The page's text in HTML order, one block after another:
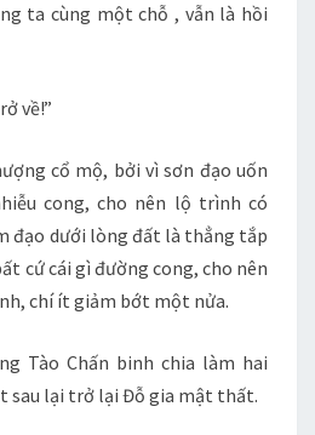
ta cùng một chỗ , vẫn là hồi
về!”
cổ mộ, bởi vì sơn đạo uốn
cong, cho nên lộ trình có
đạo dưới lòng đất là thẳng tắp
cứ cái gì đường cong, cho nên
chí ít giảm bớt một nửa.
Tào Chấn binh chia làm hai
sau lại trở lại Đỗ gia mật thất.